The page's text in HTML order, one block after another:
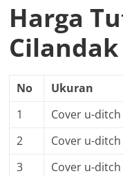
Harga
Cilandak
No Ukuran
1
Cover u-ditch
2
Cover u-ditch
3
Cover u-ditch